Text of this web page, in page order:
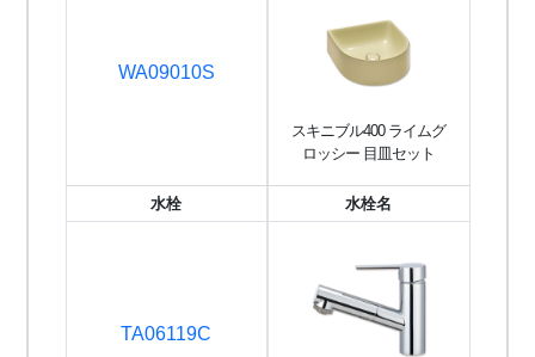
WA09010S
スキニブル400 ライムグ
ロッシー 目皿セット
水栓
TA06119C
水栓名